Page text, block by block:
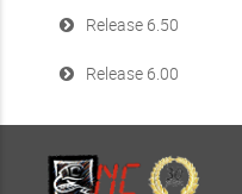
Release 6.50
Release 6.00